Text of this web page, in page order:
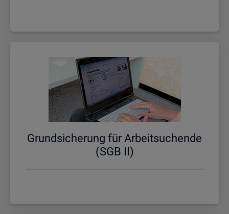
Grund­si­che­rung für Ar­beit­su­chen­de
(SGB II)